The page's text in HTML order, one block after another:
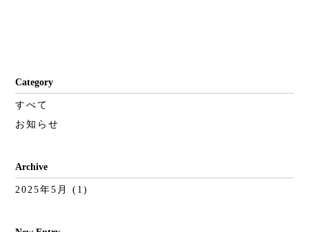
Category
すべて
お知らせ
Archive
2025年5月 (1)